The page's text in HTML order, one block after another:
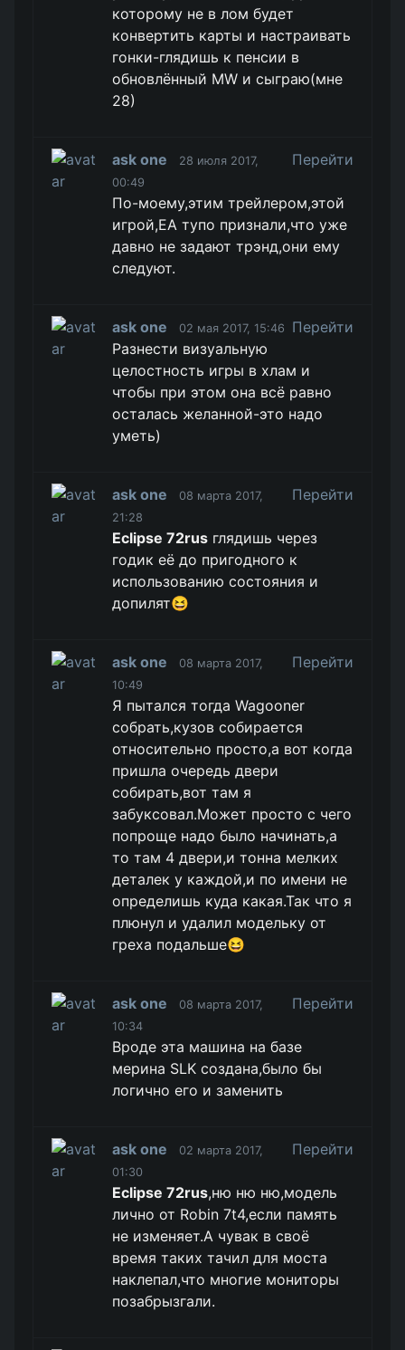
которому не в лом будет
конвертить карты и настраивать
гонки-глядишь к пенсии в
обновлённый MW и сыграю(мне
28)
ask one
28 июля 2017,
00:49
Перейти
По-моему,этим трейлером,этой
игрой,ЕА тупо признали,что уже
давно не задают трэнд,они ему
следуют.
ask one 02 мая 2017, 15:46
Перейти
Разнести визуальную
целостность игры в хлам и
чтобы при этом она всё равно
осталась желанной-это надо
уметь)
ask one
08 марта 2017,
21:28
Перейти
Eclipse 72rus глядишь через
годик её до пригодного к
использованию состояния и
допилят😆
ask one
08 марта 2017,
10:49
Перейти
Я пытался тогда Wagooner
собрать,кузов собирается
относительно просто,а вот когда
пришла очередь двери
собирать,вот там я
забуксовал.Может просто с чего
попроще надо было начинать,а
то там 4 двери,и тонна мелких
деталек у каждой,и по имени не
определишь куда какая.Так что я
плюнул и удалил модельку от
греха подальше😆
ask one
08 марта 2017,
10:34
Перейти
Вроде эта машина на базе
мерина SLK создана,было бы
логично его и заменить
ask one
02 марта 2017,
01:30
Перейти
Eclipse 72rus,ню ню ню,модель
лично от Robin 7t4,если память
не изменяет.А чувак в своё
время таких тачил для моста
наклепал,что многие мониторы
позабрызгали.